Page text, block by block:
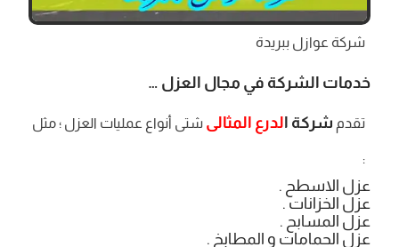
شركة عوازل ببريدة
خدمات الشركة في مجال العزل …
تقدم شركة الدرع المثالى شتى أنواع عمليات العزل ؛ مثل
:
عزل الاسطح .
عزل الخزانات .
عزل المسابح .
عزل الحمامات و المطابخ .